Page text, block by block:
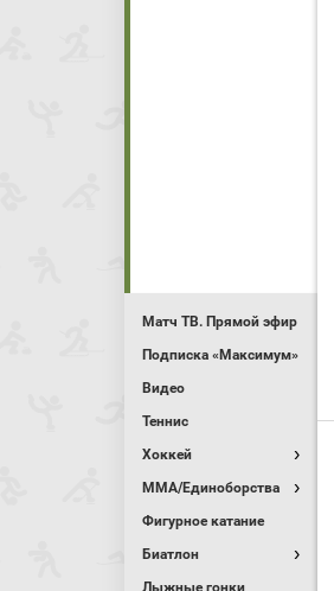
Матч ТВ. Прямой эфир
Подписка «Максимум»
Видео
Теннис
Хоккей
MMA/Единоборства
Фигурное катание
Биатлон
Лыжные гонки